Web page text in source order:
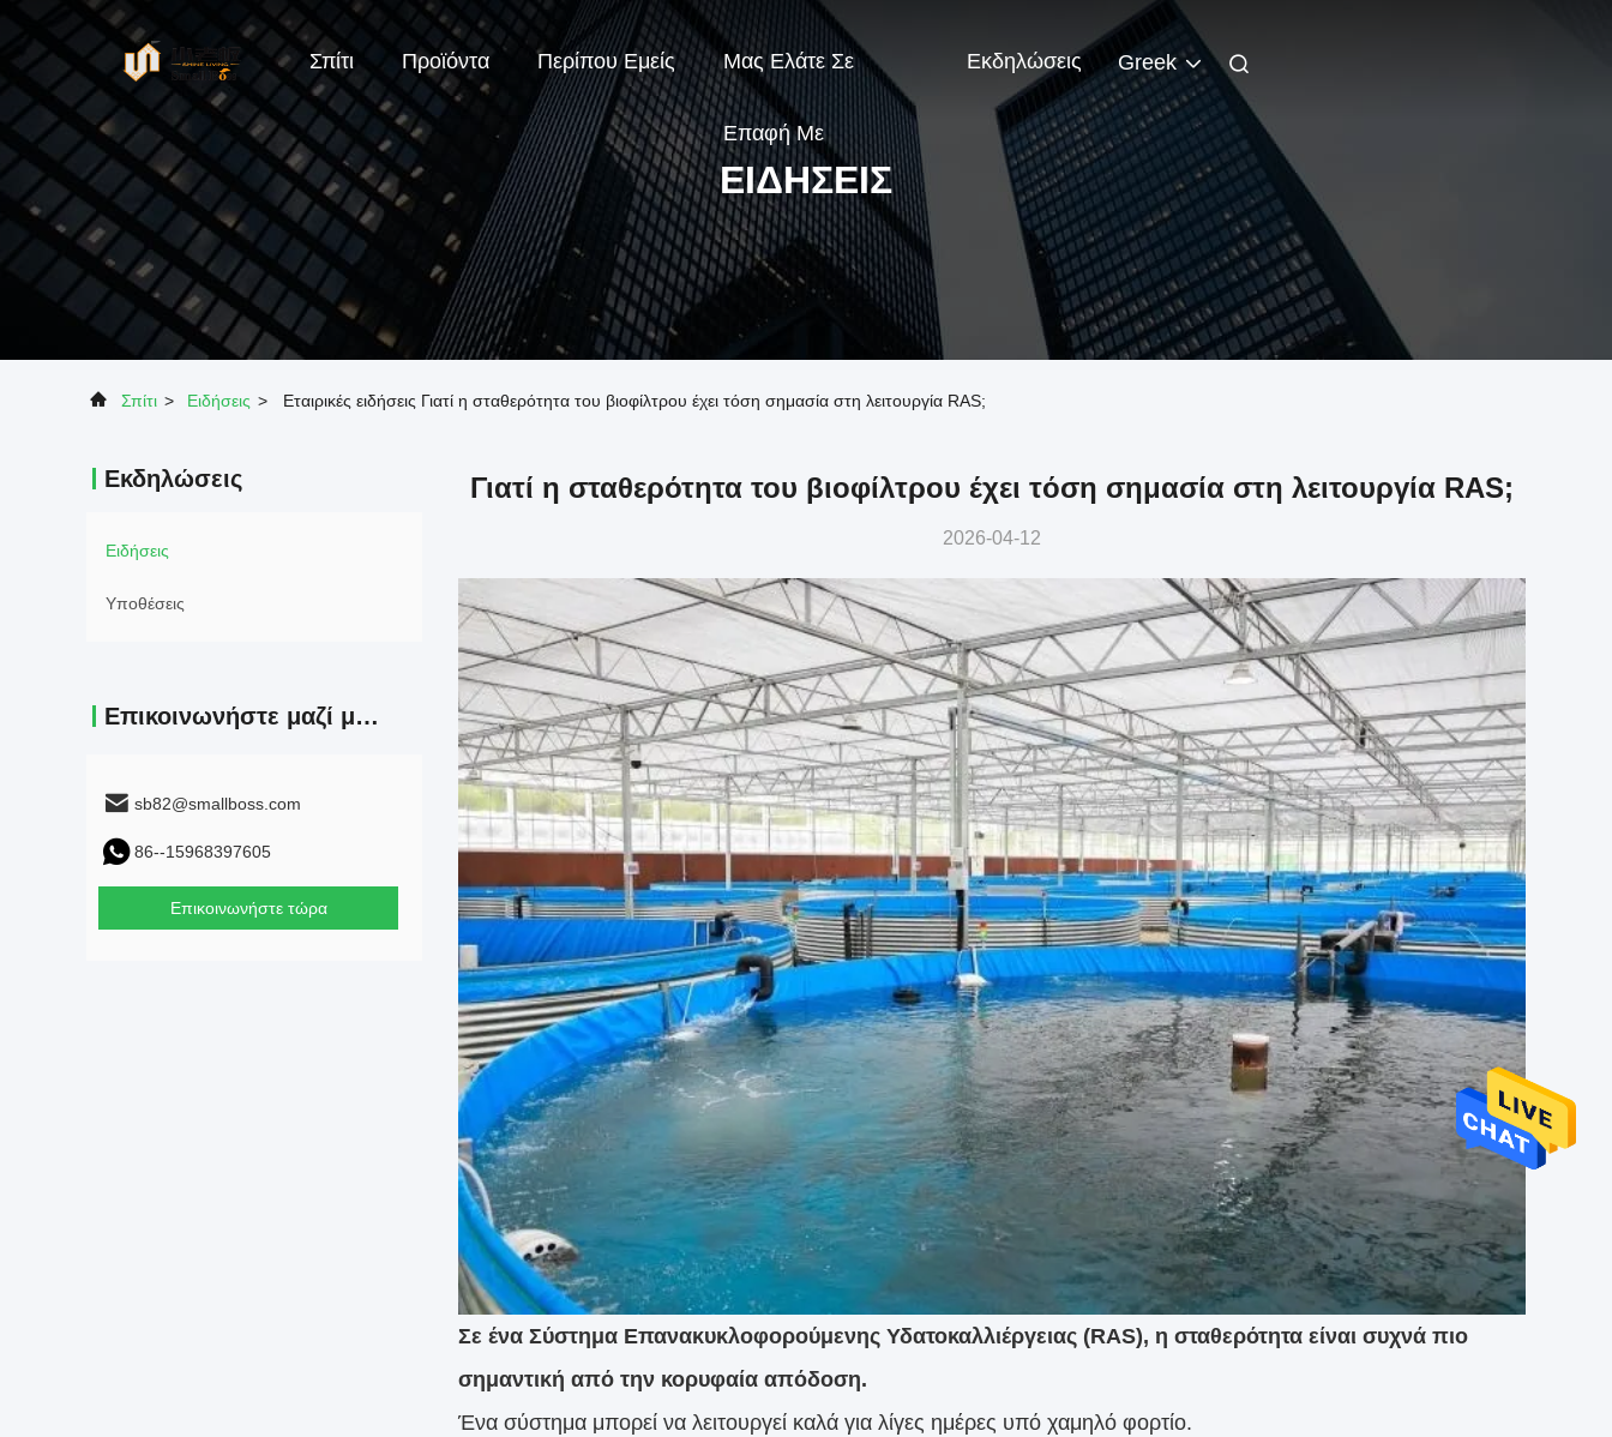
Σπίτι Προϊόντα Περίπου Εμείς Μας Ελάτε Σε
Επαφή Με
Εκδηλώσεις Greek
ΕΙΔΉΣΕΙΣ
Σπίτι > Ειδήσεις > Εταιρικές ειδήσεις Γιατί η σταθερότητα του βιοφίλτρου έχει τόση σημασία στη λειτουργία RAS;
Εκδηλώσεις
Ειδήσεις
Υποθέσεις
Επικοινωνήστε μαζί μας.
sb82@smallboss.com
86--15968397605
Επικοινωνήστε τώρα
Γιατί η σταθερότητα του βιοφίλτρου έχει τόση σημασία στη λειτουργία RAS;
2026-04-12
Σε ένα Σύστημα Επανακυκλοφορούμενης Υδατοκαλλιέργειας (RAS), η σταθερότητα είναι συχνά πιο
σημαντική από την κορυφαία απόδοση.
Ένα σύστημα μπορεί να λειτουργεί καλά για λίγες ημέρες υπό χαμηλό φορτίο.